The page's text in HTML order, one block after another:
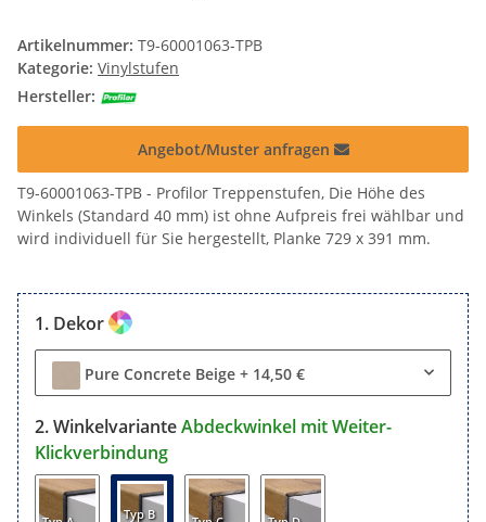
Artikelnummer: T9-60001063-TPB
Kategorie: Vinylstufen
Hersteller:
Angebot/Muster anfragen
T9-60001063-TPB - Profilor Treppenstufen, Die Höhe des
Winkels (Standard 40 mm) ist ohne Aufpreis frei wählbar und
wird individuell für Sie hergestellt, Planke 729 x 391 mm.
Dekor
Pure Concrete Beige + 14,50 €
WinkelvarianteAbdeckwinkel mit Weiter-
Klickverbindung
Typ B